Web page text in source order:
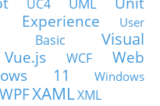
UC4
Experience
User
Basic
Visual
Vue.js WCF
Web
11
Windows
WPFXAMLXML